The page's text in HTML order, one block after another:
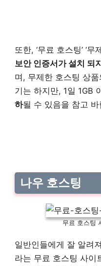
또한, ‘무료 호스팅’ ‘
보안 인증서가 설치 되
며, 무제한 호스팅 상
기는 하지만, 1일 1GB
하될 수 있음을 참고 바
나우 호스팅
무료 호스팅
일반인들에게 잘 알려
라는 무료 호스팅 사이